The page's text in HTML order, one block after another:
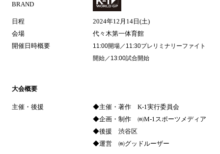
BRAND
日程
2024年12月14日(土)
会場
代々⽊第⼀体育館
開催日時概要
11:00開場／11:30プレリミナリーファイト
開始／13:00試合開始
大会概要
主催・後援
◆主催・著作 K-1実行委員会
◆企画・制作 ㈱M-1スポーツメディア
◆後援 渋谷区
◆運営 ㈱グッドルーザー